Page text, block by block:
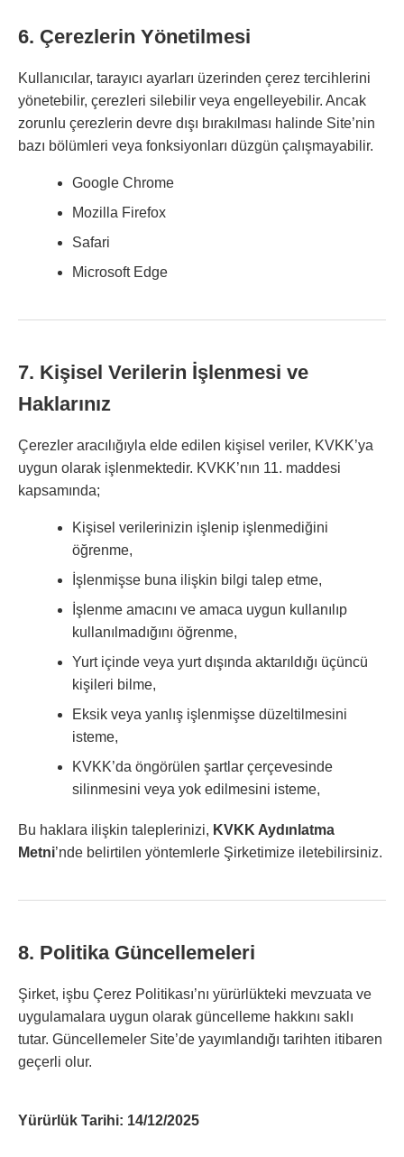
6. Çerezlerin Yönetilmesi
Kullanıcılar, tarayıcı ayarları üzerinden çerez tercihlerini
yönetebilir, çerezleri silebilir veya engelleyebilir. Ancak
zorunlu çerezlerin devre dışı bırakılması halinde Site’nin
bazı bölümleri veya fonksiyonları düzgün çalışmayabilir.
Google Chrome
Mozilla Firefox
Safari
Microsoft Edge
7. Kişisel Verilerin İşlenmesi ve
Haklarınız
Çerezler aracılığıyla elde edilen kişisel veriler, KVKK’ya
uygun olarak işlenmektedir. KVKK’nın 11. maddesi
kapsamında;
Kişisel verilerinizin işlenip işlenmediğini
öğrenme,
İşlenmişse buna ilişkin bilgi talep etme,
İşlenme amacını ve amaca uygun kullanılıp
kullanılmadığını öğrenme,
Yurt içinde veya yurt dışında aktarıldığı üçüncü
kişileri bilme,
Eksik veya yanlış işlenmişse düzeltilmesini
isteme,
KVKK’da öngörülen şartlar çerçevesinde
silinmesini veya yok edilmesini isteme,
Bu haklara ilişkin taleplerinizi, KVKK Aydınlatma
Metni’nde belirtilen yöntemlerle Şirketimize iletebilirsiniz.
8. Politika Güncellemeleri
Şirket, işbu Çerez Politikası’nı yürürlükteki mevzuata ve
uygulamalara uygun olarak güncelleme hakkını saklı
tutar. Güncellemeler Site’de yayımlandığı tarihten itibaren
geçerli olur.
Yürürlük Tarihi: 14/12/2025